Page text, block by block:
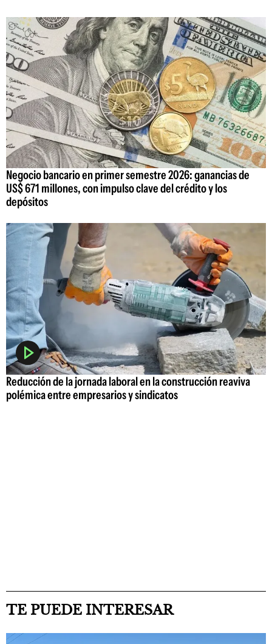
Negocio bancario en primer semestre 2026: ganancias de
US$ 671 millones, con impulso clave del crédito y los
depósitos
Reducción de la jornada laboral en la construcción reaviva
polémica entre empresarios y sindicatos
TE PUEDE INTERESAR